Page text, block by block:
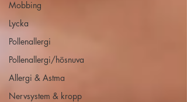
Mobbing
Lycka
Pollenallergi
Pollenallergi/hösnuva
Allergi & Astma
Nervsystem & kropp